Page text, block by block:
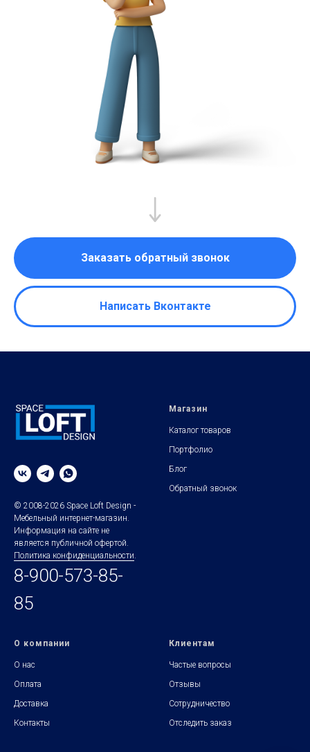
Заказать обратный звонок
Написать Вконтакте
© 2008-2026 Space Loft Design -
Мебельный интернет-магазин.
Информация на сайте не
является публичной офертой.
Политика конфиденциальности.
8-900-573-85-
85
Магазин
Каталог товаров
Портфолио
Блог
Обратный звонок
О компании
О нас
Оплата
Доставка
Контакты
Клиентам
Частые вопросы
Отзывы
Сотрудничество
Отследить заказ